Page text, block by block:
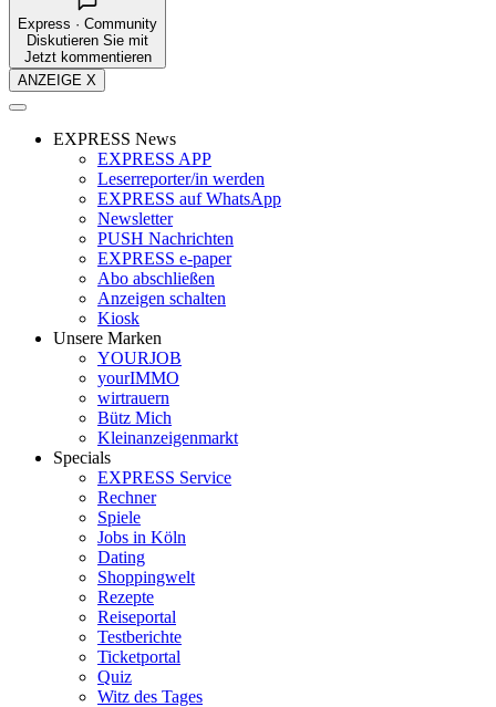
Express · Community
Diskutieren Sie mit
Jetzt kommentieren
ANZEIGE X
EXPRESS News
EXPRESS APP
Leserreporter/in werden
EXPRESS auf WhatsApp
Newsletter
PUSH Nachrichten
EXPRESS e-paper
Abo abschließen
Anzeigen schalten
Kiosk
Unsere Marken
YOURJOB
yourIMMO
wirtrauern
Bütz Mich
Kleinanzeigenmarkt
Specials
EXPRESS Service
Rechner
Spiele
Jobs in Köln
Dating
Shoppingwelt
Rezepte
Reiseportal
Testberichte
Ticketportal
Quiz
Witz des Tages